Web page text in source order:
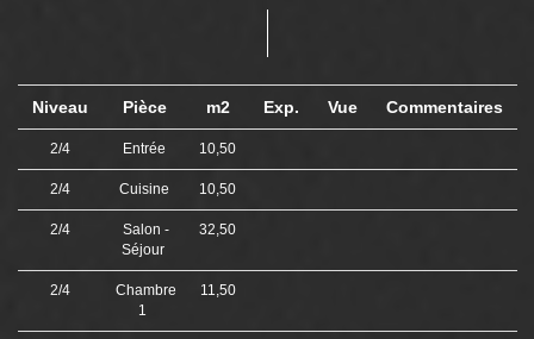
Niveau Pièce m2 Exp. Vue Commentaires
2/4 Entrée 10,50
2/4 Cuisine 10,50
2/4
Salon -
Séjour
32,50
2/4
Chambre
1
11,50